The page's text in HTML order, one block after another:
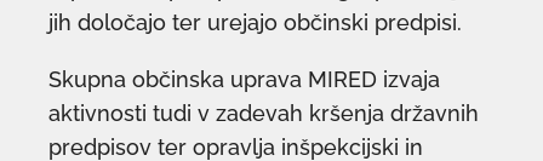
jih določajo ter urejajo občinski predpisi.
Skupna občinska uprava MIRED izvaja
aktivnosti tudi v zadevah kršenja državnih
predpisov ter opravlja inšpekcijski in